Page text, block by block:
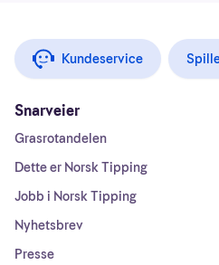
Kundeservice
Snarveier
Grasrotandelen
Dette er Norsk Tipping
Jobb i Norsk Tipping
Nyhetsbrev
Presse